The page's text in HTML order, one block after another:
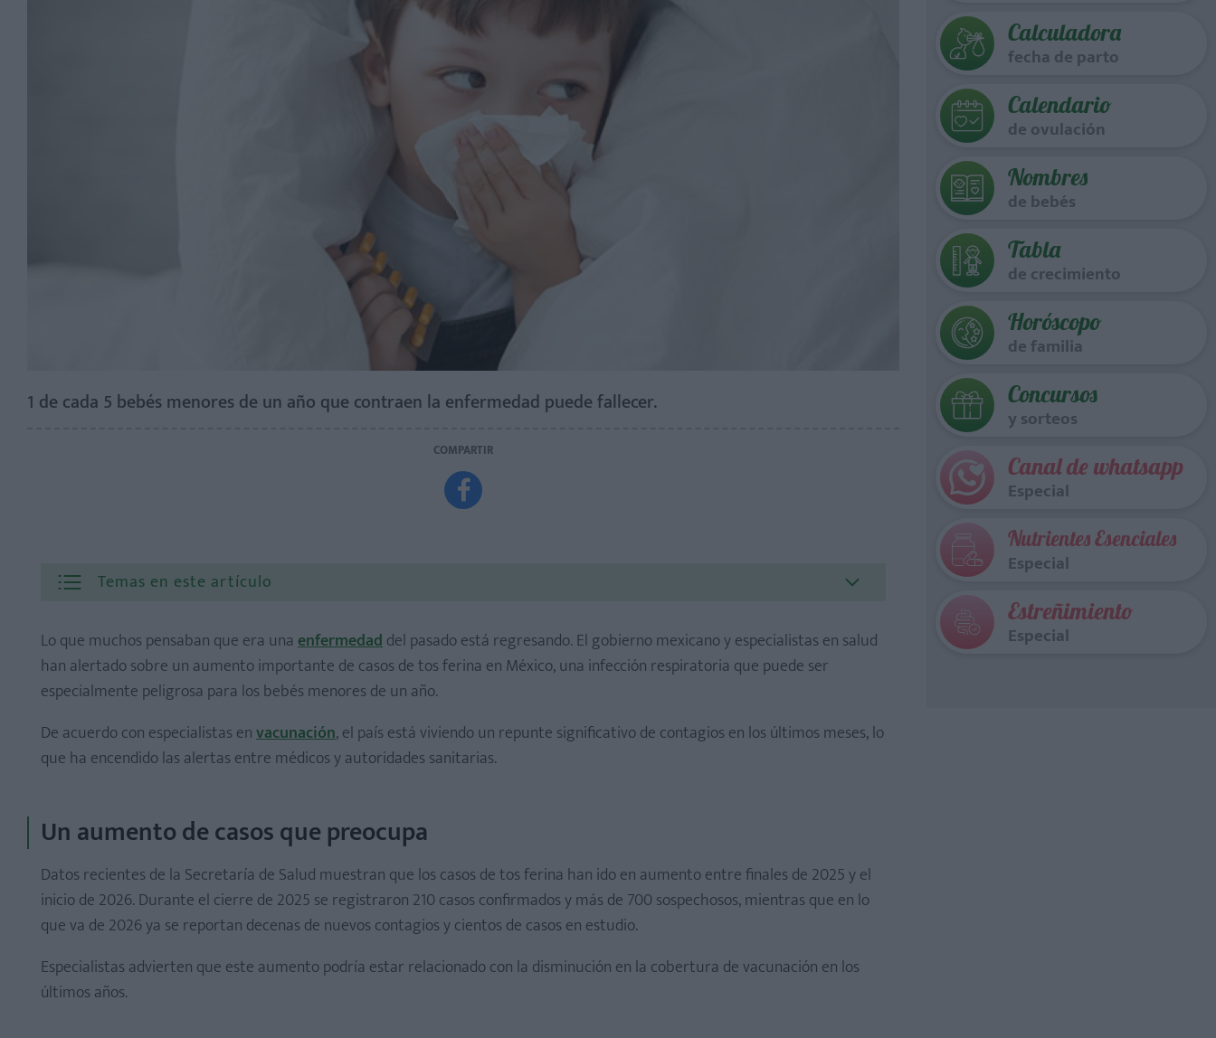
1 de cada 5 bebés menores de un año que contraen la enfermedad puede fallecer.
COMPARTIR

Temas en este artículo
Lo que muchos pensaban que era una enfermedaddel pasado está regresando. El gobierno mexicano y especialistas en salud
han alertado sobre un aumento importante de casos de tos ferina en México, una infección respiratoria que puede ser
especialmente peligrosa para los bebés menores de un año.
De acuerdo con especialistas envacunación, el país está viviendo un repunte significativo de contagios en los últimos meses, lo
que ha encendido las alertas entre médicos y autoridades sanitarias.
Un aumento de casos que preocupa
Datos recientes de la Secretaría de Salud muestran que los casos de tos ferina han ido en aumento entre finales de 2025 y el
inicio de 2026. Durante el cierre de 2025 se registraron 210 casos confirmados y más de 700 sospechosos, mientras que en lo
que va de 2026 ya se reportan decenas de nuevos contagios y cientos de casos en estudio.
Especialistas advierten que este aumento podría estar relacionado con la disminución en la cobertura de vacunación en los
últimos años.
Calculadora
fecha de parto
Calendario
de ovulación
Nombres
de bebés
Tabla
de crecimiento
Horóscopo
de familia
Concursos
y sorteos
Canal de whatsapp
Especial
Nutrientes Esenciales
Especial
Estreñimiento
Especial